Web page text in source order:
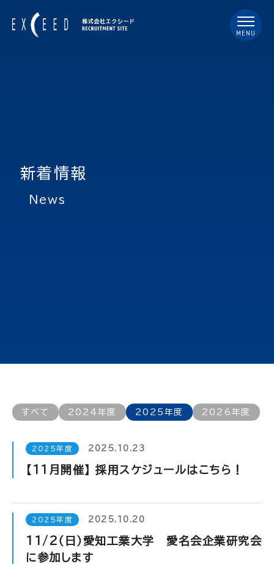
MENU
新着情報
news
すべて 2024年度 2025年度 2026年度
2025年度 2025.10.23
【11月開催】 採用スケジュールはこちら！
2025年度 2025.10.20
11/2（日）愛知工業大学 愛名会企業研究会
に参加します